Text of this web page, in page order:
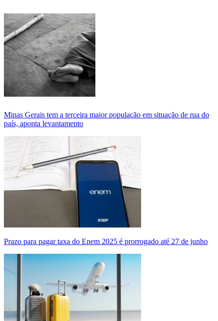
Minas Gerais tem a terceira maior população em situação de rua do
país, aponta levantamento
Prazo para pagar taxa do Enem 2025 é prorrogado até 27 de junho